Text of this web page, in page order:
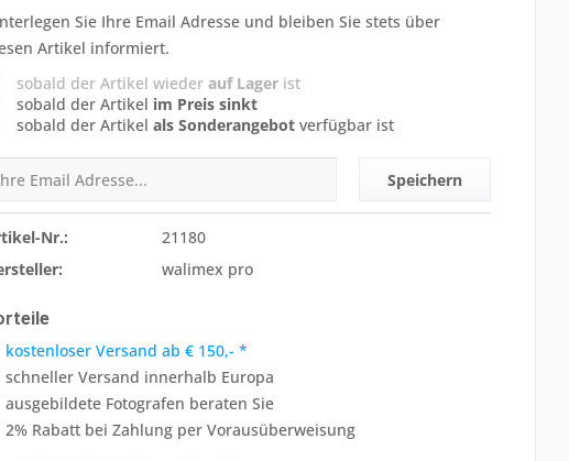
Sie Ihre Email Adresse und bleiben Sie stets über
Artikel informiert.
sobald der Artikel wieder auf Lagerist
sobald der Artikel im Preis sinkt
sobald der Artikel als Sonderangebotverfügbar ist
Speichern
Nr.:
21180
walimex pro
kostenloser Versand ab € 150,- *
schneller Versand innerhalb Europa
ausgebildete Fotografen beraten Sie
2% Rabatt bei Zahlung per Vorausüberweisung